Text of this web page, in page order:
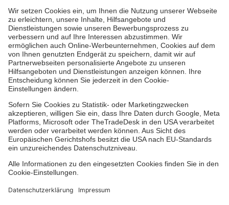
Unsere Standorte
Leistungen
Kennzahlen und Struktur
Als Pflegefachkraft arbeiten
Qualität
Unsere Spendenprojekte
Allgemeine Einkaufsbedingungen
Hinweisgebersystem